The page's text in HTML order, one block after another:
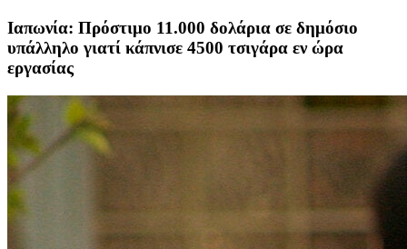
Ιαπωνία: Πρόστιμο 11.000 δολάρια σε δημόσιο
υπάλληλο γιατί κάπνισε 4500 τσιγάρα εν ώρα
εργασίας